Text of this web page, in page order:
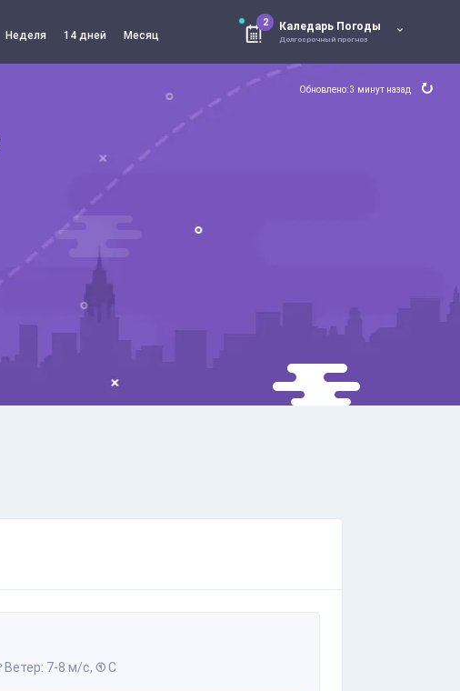
Неделя 14 дней Месяц
2 Каледарь Погоды
Долгосрочный прогноз
Обновлено: 3 минут назад
Ветер: 7-8 м/с, С